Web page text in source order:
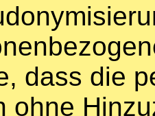
dass die
ohne